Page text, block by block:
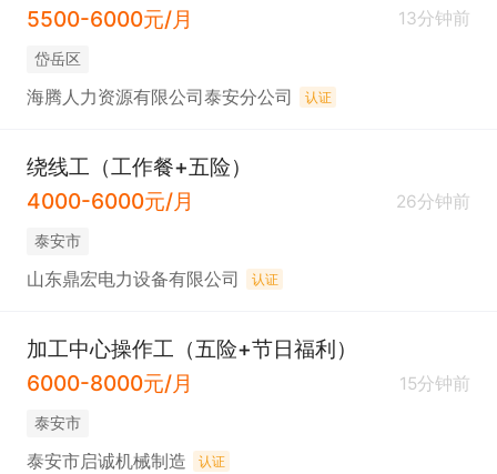
5500-6000元/月
13分钟前
岱岳区
海腾人力资源有限公司泰安分公司 认证
绕线工（工作餐+五险）
4000-6000元/月
26分钟前
泰安市
山东鼎宏电力设备有限公司 认证
加工中心操作工（五险+节日福利）
6000-8000元/月
15分钟前
泰安市
泰安市启诚机械制造 认证